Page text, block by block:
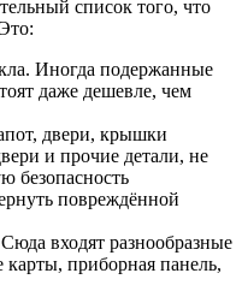
список того, что
Иногда подержанные
даже дешевле, чем
двери, крышки
и прочие детали, не
безопасность
повреждённой
входят разнообразные
карты, приборная панель,